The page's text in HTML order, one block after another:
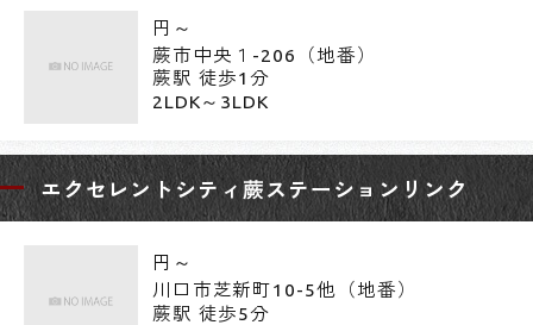
円～
蕨市中央１-206（地番）
蕨駅 徒歩1分
2LDK～3LDK
エクセレントシティ蕨ステーションリンク
円～
川口市芝新町10-5他（地番）
蕨駅 徒歩5分